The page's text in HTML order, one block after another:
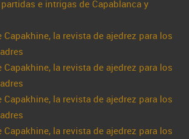
e intrigas de Capablanca y
Capakhine, la revista de ajedrez para los
Capakhine, la revista de ajedrez para los
Capakhine, la revista de ajedrez para los
Capakhine, la revista de ajedrez para los